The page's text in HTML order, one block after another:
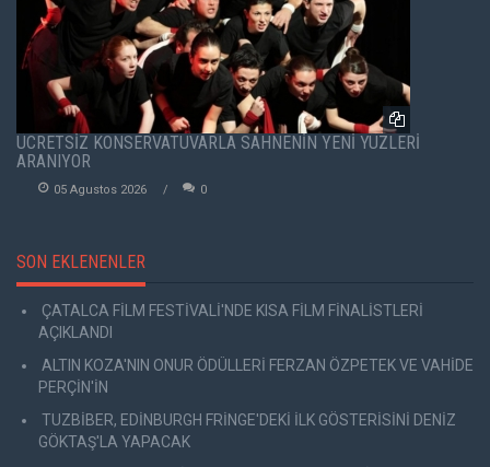
ÜCRETSİZ KONSERVATUVARLA SAHNENİN YENİ YÜZLERİ
ARANIYOR
05 Agustos 2026 0
SON EKLENENLER
ÇATALCA FİLM FESTİVALİ'NDE KISA FİLM FİNALİSTLERİ
AÇIKLANDI
ALTIN KOZA'NIN ONUR ÖDÜLLERİ FERZAN ÖZPETEK VE VAHİDE
PERÇİN'İN
TUZBİBER, EDİNBURGH FRİNGE'DEKİ İLK GÖSTERİSİNİ DENİZ
GÖKTAŞ'LA YAPACAK